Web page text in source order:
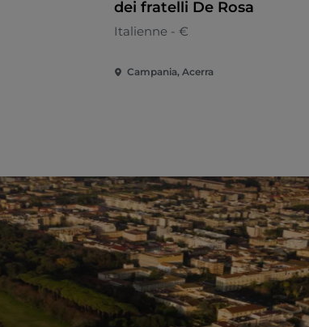
dei fratelli De Rosa
Italienne - €
Campania, Acerra